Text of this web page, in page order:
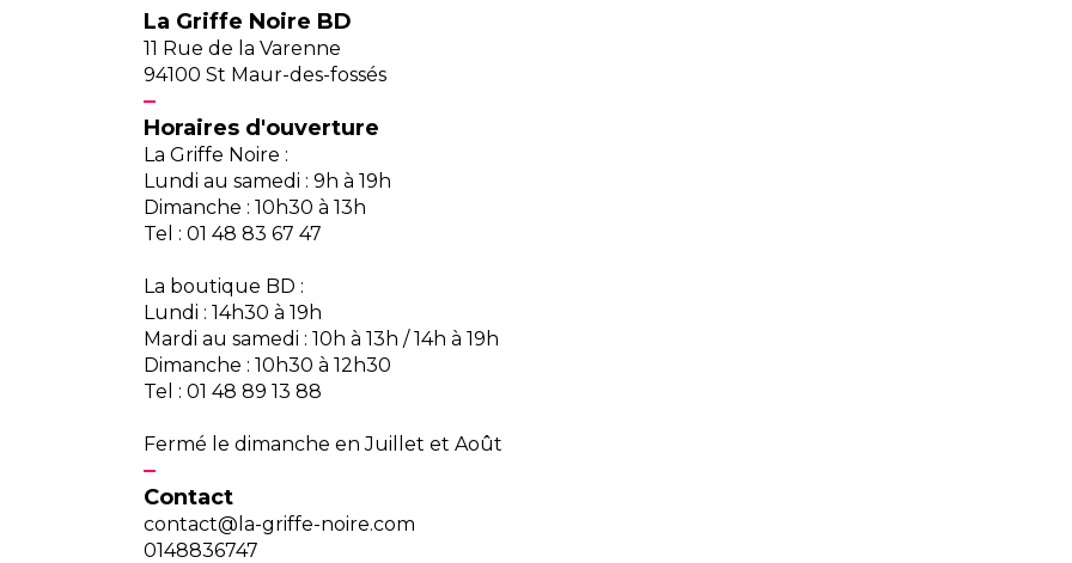
La Griffe Noire BD
11 Rue de la Varenne
94100 St Maur-des-fossés
Horaires d'ouverture
La Griffe Noire :
Lundi au samedi : 9h à 19h
Dimanche : 10h30 à 13h
Tel : 01 48 83 67 47
La boutique BD :
Lundi : 14h30 à 19h
Mardi au samedi : 10h à 13h / 14h à 19h
Dimanche : 10h30 à 12h30
Tel : 01 48 89 13 88
Fermé le dimanche en Juillet et Août
Contact
contact@la-griffe-noire.com
0148836747